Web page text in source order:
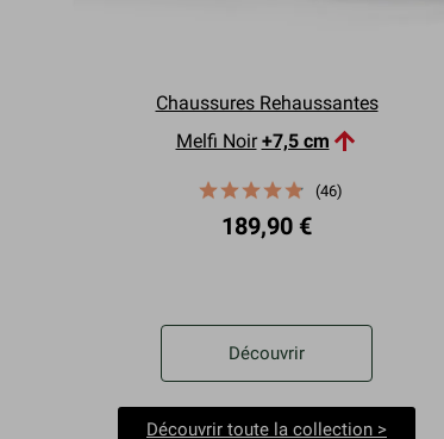
Chaussures Rehaussantes
Melfi Noir +7,5 cm
(46)
189,90 €
Découvrir
Découvrir toute la collection >